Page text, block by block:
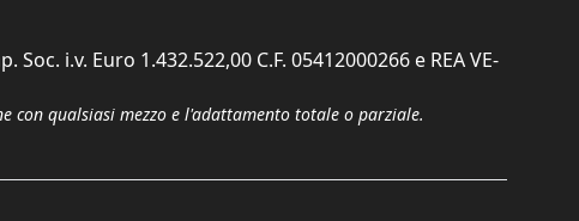
i.v. Euro 1.432.522,00 C.F. 05412000266 e REA VE-
qualsiasi mezzo e l'adattamento totale o parziale.